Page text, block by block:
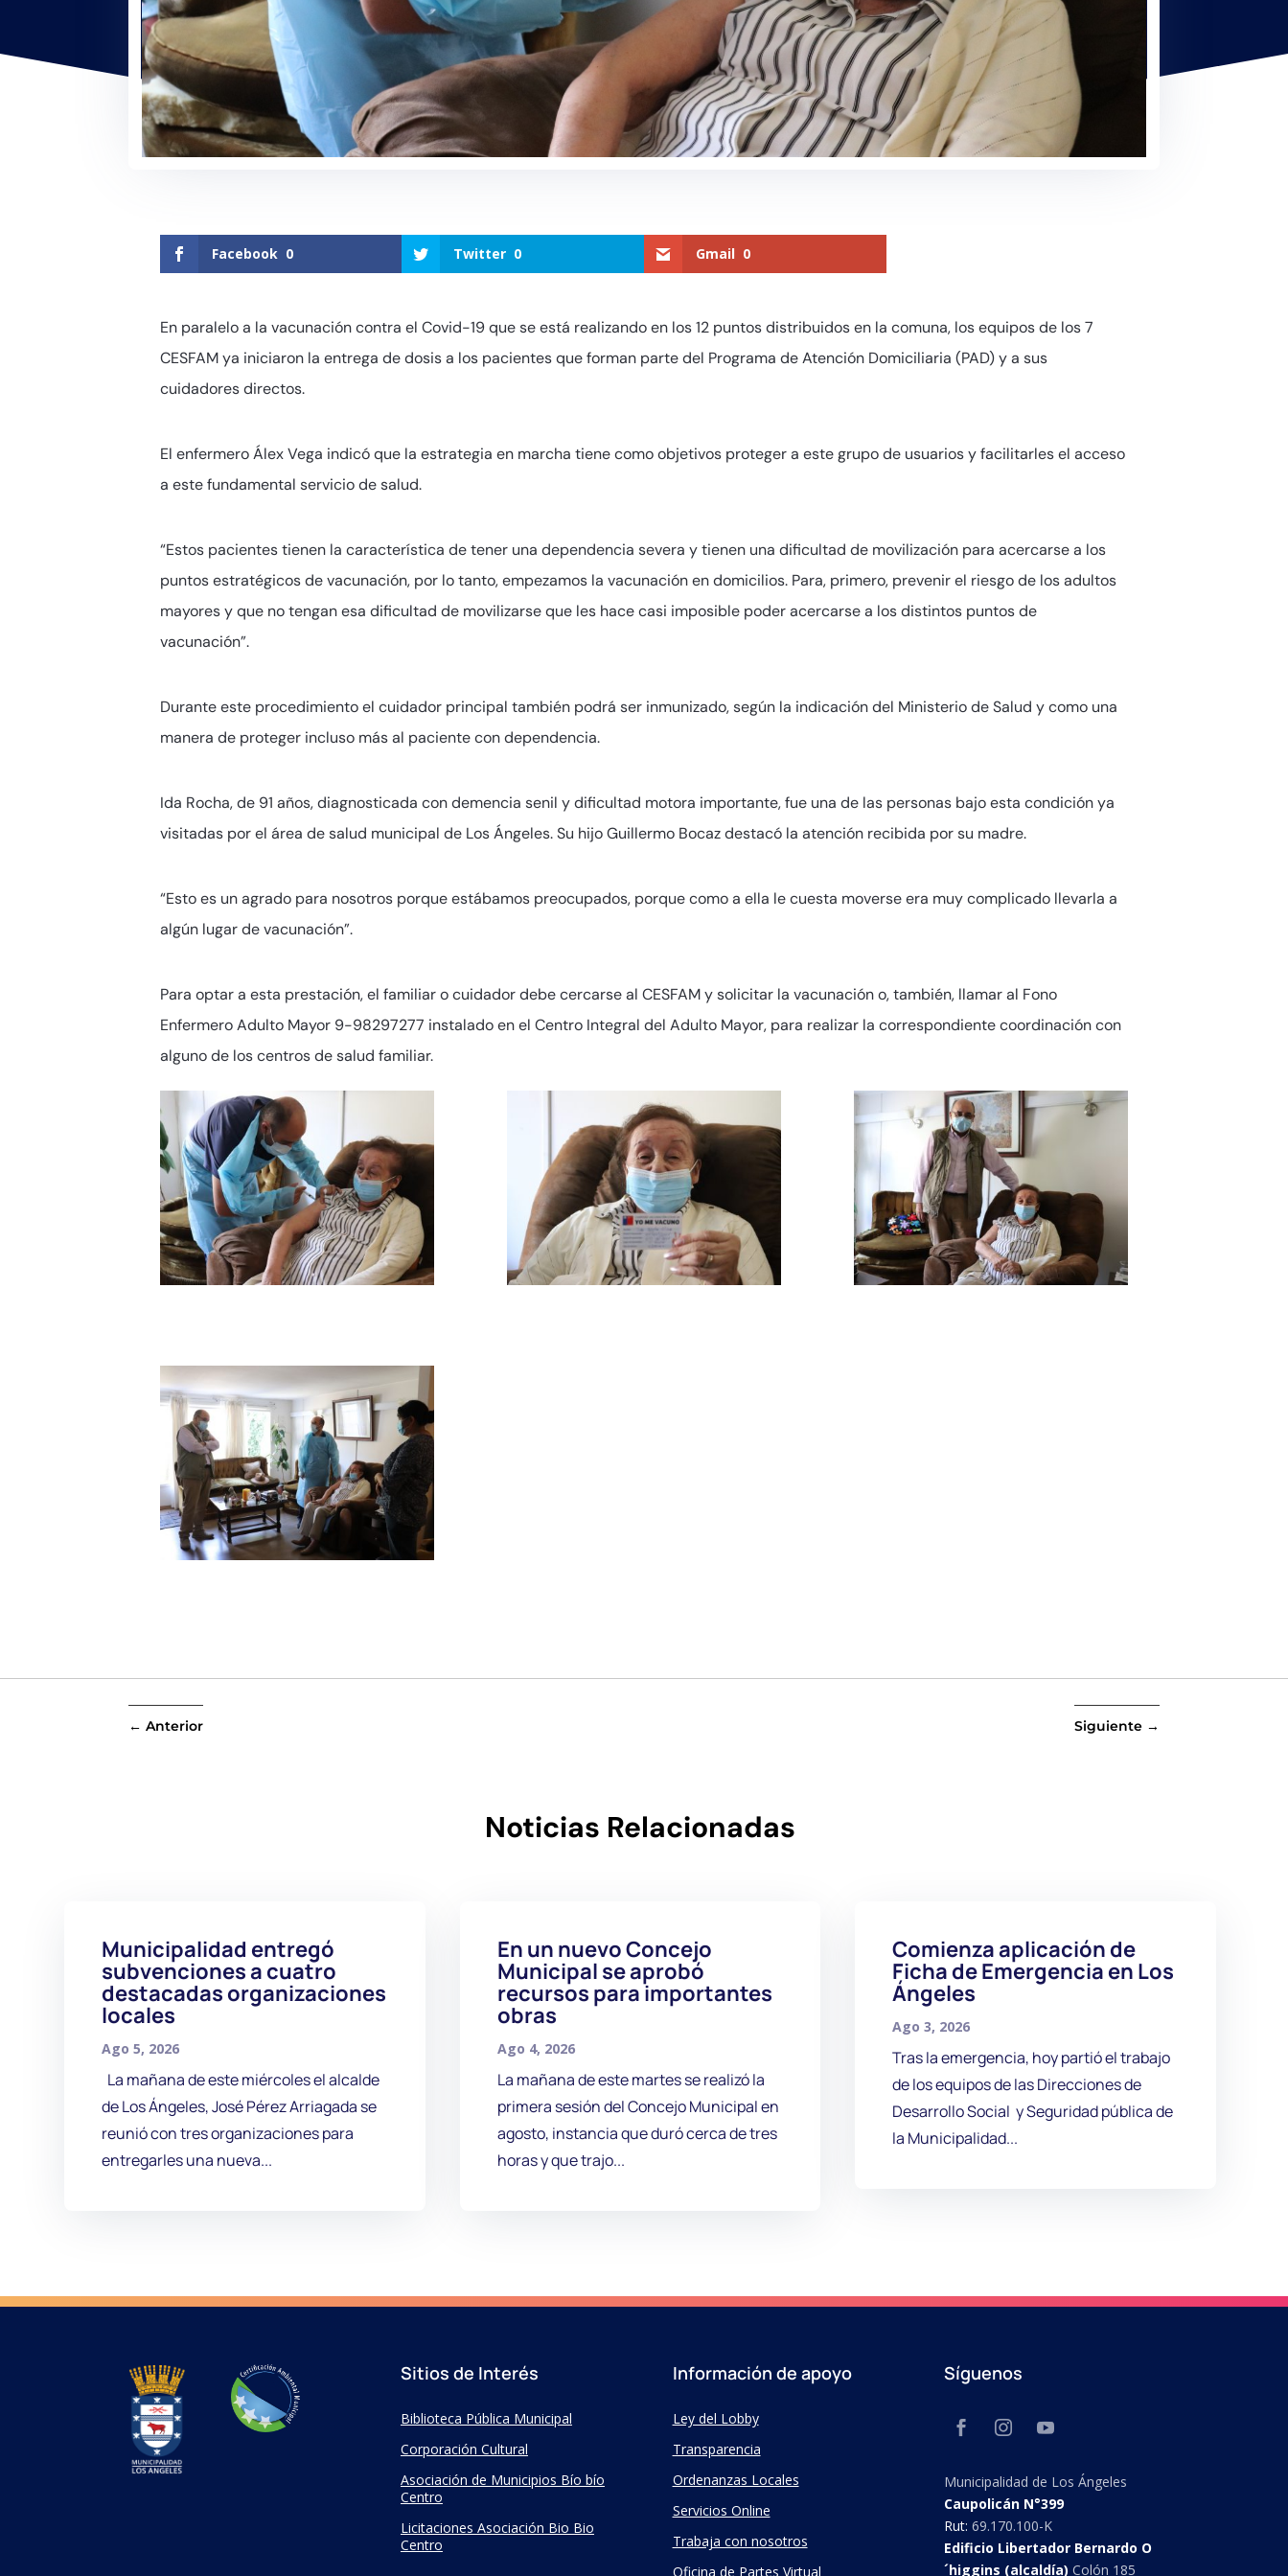
Facebook 0 Twitter 0 Gmail 0
En paralelo a la vacunación contra el Covid-19 que se está realizando en los 12 puntos distribuidos en la comuna, los equipos de los 7
CESFAM ya iniciaron la entrega de dosis a los pacientes que forman parte del Programa de Atención Domiciliaria (PAD) y a sus
cuidadores directos.
El enfermero Álex Vega indicó que la estrategia en marcha tiene como objetivos proteger a este grupo de usuarios y facilitarles el acceso
a este fundamental servicio de salud.
“Estos pacientes tienen la característica de tener una dependencia severa y tienen una dificultad de movilización para acercarse a los
puntos estratégicos de vacunación, por lo tanto, empezamos la vacunación en domicilios. Para, primero, prevenir el riesgo de los adultos
mayores y que no tengan esa dificultad de movilizarse que les hace casi imposible poder acercarse a los distintos puntos de
vacunación”.
Durante este procedimiento el cuidador principal también podrá ser inmunizado, según la indicación del Ministerio de Salud y como una
manera de proteger incluso más al paciente con dependencia.
Ida Rocha, de 91 años, diagnosticada con demencia senil y dificultad motora importante, fue una de las personas bajo esta condición ya
visitadas por el área de salud municipal de Los Ángeles. Su hijo Guillermo Bocaz destacó la atención recibida por su madre.
“Esto es un agrado para nosotros porque estábamos preocupados, porque como a ella le cuesta moverse era muy complicado llevarla a
algún lugar de vacunación”.
Para optar a esta prestación, el familiar o cuidador debe cercarse al CESFAM y solicitar la vacunación o, también, llamar al Fono
Enfermero Adulto Mayor 9-98297277 instalado en el Centro Integral del Adulto Mayor, para realizar la correspondiente coordinación con
alguno de los centros de salud familiar.
←Anterior Siguiente→
Noticias Relacionadas
Municipalidad entregó
subvenciones a cuatro
destacadas organizaciones
locales
Ago 5, 2026
La mañana de este miércoles el alcalde
de Los Ángeles, José Pérez Arriagada se
reunió con tres organizaciones para
entregarles una nueva...
En un nuevo Concejo
Municipal se aprobó
recursos para importantes
obras
Ago 4, 2026
La mañana de este martes se realizó la
primera sesión del Concejo Municipal en
agosto, instancia que duró cerca de tres
horas y que trajo...
Comienza aplicación de
Ficha de Emergencia en Los
Ángeles
Ago 3, 2026
Tras la emergencia, hoy partió el trabajo
de los equipos de las Direcciones de
Desarrollo Social y Seguridad pública de
la Municipalidad...
Sitios de Interés
Biblioteca Pública Municipal
Corporación Cultural
Asociación de Municipios Bío bío
Centro
Licitaciones Asociación Bio Bio
Centro
Información de apoyo
Ley del Lobby
Transparencia
Ordenanzas Locales
Servicios Online
Trabaja con nosotros
Oficina de Partes Virtual
Síguenos
Municipalidad de Los Ángeles
Caupolicán N°399
Rut:69.170.100-K
Edificio Libertador Bernardo O
´higgins (alcaldía)Colón 185